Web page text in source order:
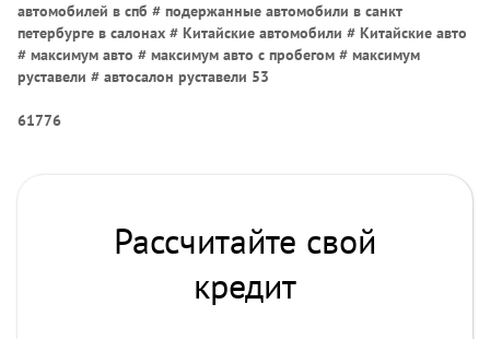
автомобилей в спб # подержанные автомобили в санкт
петербурге в салонах # Китайские автомобили # Китайские авто
# максимум авто # максимум авто с пробегом # максимум
руставели # автосалон руставели 53
61776
Рассчитайте свой
кредит